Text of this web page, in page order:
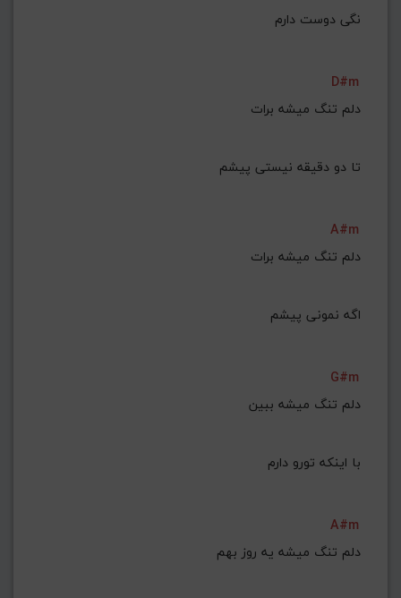
نگی دوست دارم
D#m
تا دو دقیقه نیستی پیشم
A#m
دلم تنگ میشه برات
G#m
دلم تنگ میشه ببین
با اینکه تورو دارم
A#m